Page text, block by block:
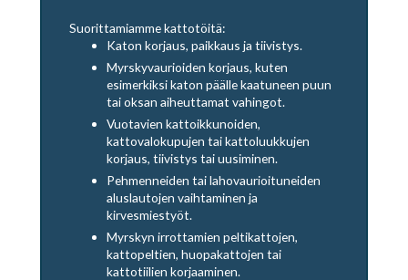
Suorittamiamme kattotöitä:
Katon korjaus, paikkaus ja tiivistys.
Myrskyvaurioiden korjaus, kuten
esimerkiksi katon päälle kaatuneen puun
tai oksan aiheuttamat vahingot.
Vuotavien kattoikkunoiden,
kattovalokupujen tai kattoluukkujen
korjaus, tiivistys tai uusiminen.
Pehmenneiden tai lahovaurioituneiden
aluslautojen vaihtaminen ja
kirvesmiestyöt.
Myrskyn irrottamien peltikattojen,
kattopeltien, huopakattojen tai
kattotiilien korjaaminen.